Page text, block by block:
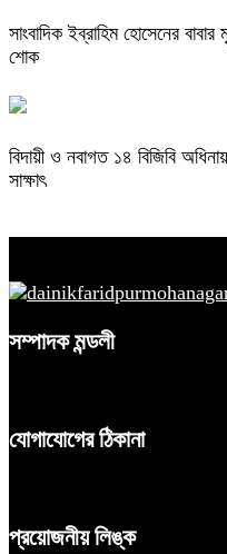
সাংবাদিক ইব্রাহিম হোসেনের
শোক
বিদায়ী ও নবাগত ১৪ বিজিবি
সাক্ষাৎ
সম্পাদক মন্ডলী
যোগাযোগের ঠিকানা
প্রয়োজনীয় লিঙ্ক